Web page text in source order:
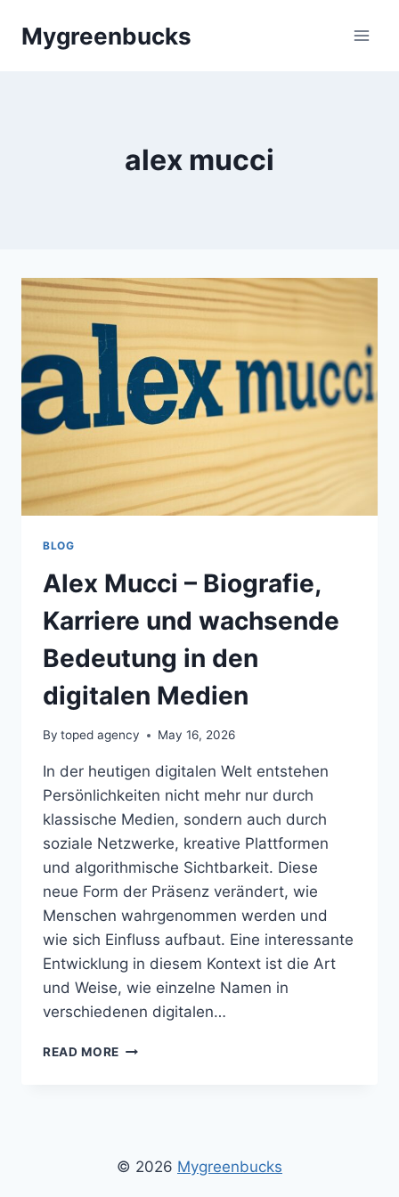
Mygreenbucks
alex mucci
BLOG
Alex Mucci – Biografie,
Karriere und wachsende
Bedeutung in den
digitalen Medien
By toped agency May 16, 2026
In der heutigen digitalen Welt entstehen
Persönlichkeiten nicht mehr nur durch
klassische Medien, sondern auch durch
soziale Netzwerke, kreative Plattformen
und algorithmische Sichtbarkeit. Diese
neue Form der Präsenz verändert, wie
Menschen wahrgenommen werden und
wie sich Einfluss aufbaut. Eine interessante
Entwicklung in diesem Kontext ist die Art
und Weise, wie einzelne Namen in
verschiedenen digitalen…
READ MORE ALEX
WACHSENDE
BEDEUTUNG
© 2026 Mygreenbucks